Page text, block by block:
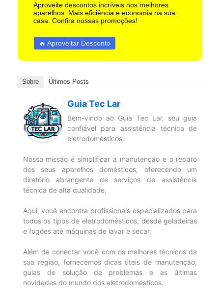
Aproveite descontos incríveis nos melhores
aparelhos. Mais eficiência e economia na sua
casa. Confira nossas promoções!
🔥 Aproveitar Desconto
Sobre Últimos Posts
Guia Tec Lar
Bem-vindo ao Guia Tec Lar, seu guia
confiável para assistência técnica de
eletrodomésticos.
Nossa missão é simplificar a manutenção e o reparo
dos seus aparelhos domésticos, oferecendo um
diretório abrangente de serviços de assistência
técnica de alta qualidade.
Aqui, você encontra profissionais especializados para
todos os tipos de eletrodomésticos, desde geladeiras
e fogões até máquinas de lavar e secar.
Além de conectar você com os melhores técnicos da
sua região, fornecemos dicas úteis de manutenção,
guias de solução de problemas e as últimas
novidades do mundo dos eletrodomésticos.